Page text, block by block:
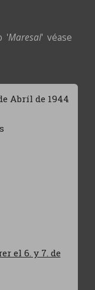
'Maresal' véase
Abríl de 1944
el 6. y 7. de